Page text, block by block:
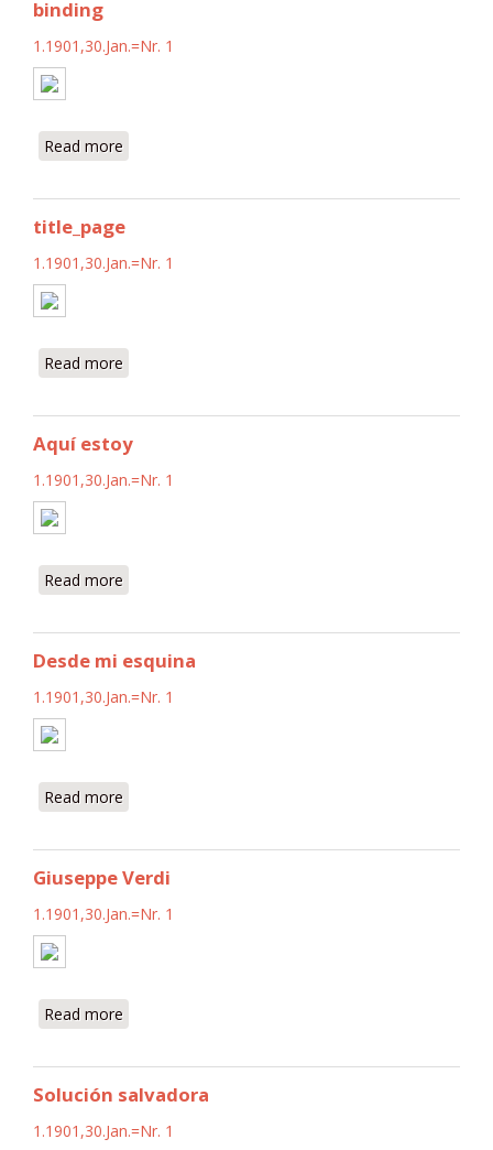
binding
1.1901,30.Jan.=Nr. 1
Read more
title_page
1.1901,30.Jan.=Nr. 1
Read more
Aquí estoy
1.1901,30.Jan.=Nr. 1
Read more
Desde mi esquina
1.1901,30.Jan.=Nr. 1
Read more
Giuseppe Verdi
1.1901,30.Jan.=Nr. 1
Read more
Solución salvadora
1.1901,30.Jan.=Nr. 1